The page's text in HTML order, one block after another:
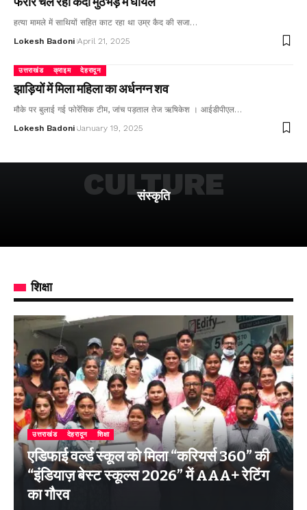
हत्या मामले में साथियों सहित काट रहा था उम्र कैद की सजा…
Lokesh Badoni April 21, 2025
उत्तराखंड क्राइम देहरादून
झाड़ियों में मिला महिला का अर्धनग्न शव
मौके पर बुलाई गई फोरेंसिक टीम, जांच पड़ताल तेज ऋषिकेश । आईडीपीएल…
Lokesh Badoni January 19, 2025
संस्कृति
CULTURE
शिक्षा
उत्तराखंड देहरादून शिक्षा
एडिफाई वर्ल्ड स्कूल को मिला “करियर्स 360” की
“इंडियाज़ बेस्ट स्कूल्स 2026” में AAA+ रेटिंग
का गौरव